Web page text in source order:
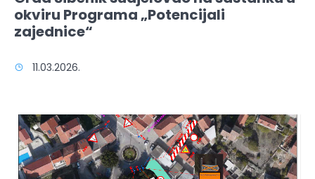
okviru Programa „Potencijali
zajednice“
11.03.2026.